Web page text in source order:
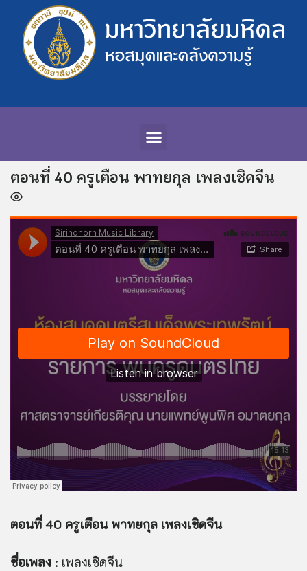
ตอนที่ 40 ครูเตือน พาทยกุล เพลงเชิดจีน
ตอนที่ 40 ครูเตือน พาทยกุล เพลงเชิดจีน
ชื่อเพลง : เพลงเชิดจีน